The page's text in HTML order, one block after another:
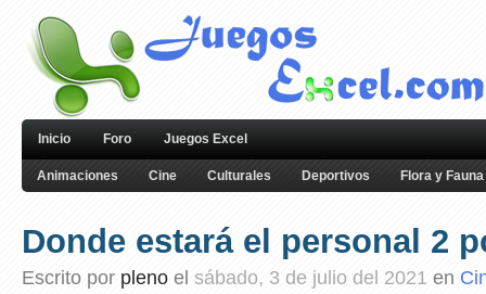
Inicio Foro Juegos Excel
Animaciones Cine Culturales Deportivos Flora y Fauna
Donde estará el personal 2
Escrito por pleno el sábado, 3 de julio del 2021 en